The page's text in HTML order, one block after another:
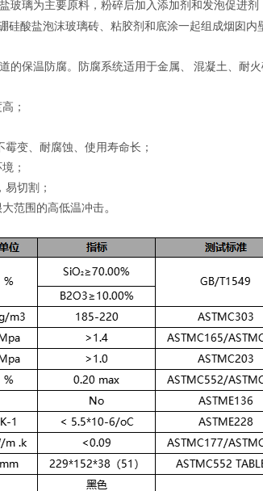
玻璃为主要原料，粉碎后加入添加剂和发泡促进
硅酸盐泡沫玻璃砖、粘胶剂和底涂一起组成烟囱内
的保温防腐。防腐系统适用于金属、 混凝土、耐
；
变、耐腐蚀、使用寿命长；
；
切割；
范围的高低温冲击。